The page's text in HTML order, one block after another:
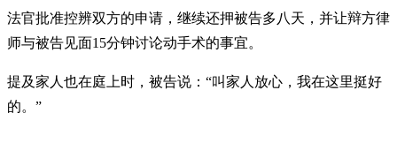
法官批准控辨双方的申请，继续还押被告多八天，并让辩方律
师与被告见面15分钟讨论动手术的事宜。
提及家人也在庭上时，被告说：“叫家人放心，我在这里挺好
的。”